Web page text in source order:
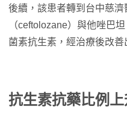
後續，該患者轉到台中慈
（ceftolozane）與他唑巴
菌素抗生素，經治療後改善
抗生素抗藥比例